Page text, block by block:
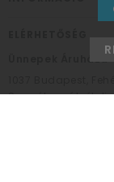
Ünnepek Áruháza
Személyes átvételi